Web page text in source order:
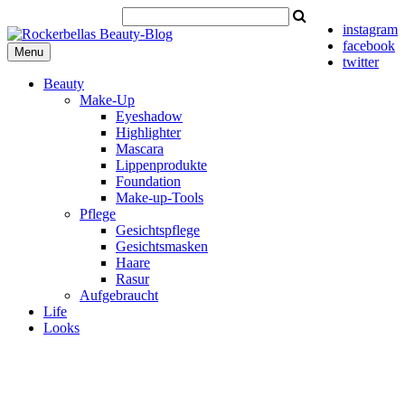
instagram
facebook
twitter
Menu
Beauty
Make-Up
Eyeshadow
Highlighter
Mascara
Lippenprodukte
Foundation
Make-up-Tools
Pflege
Gesichtspflege
Gesichtsmasken
Haare
Rasur
Aufgebraucht
Life
Looks